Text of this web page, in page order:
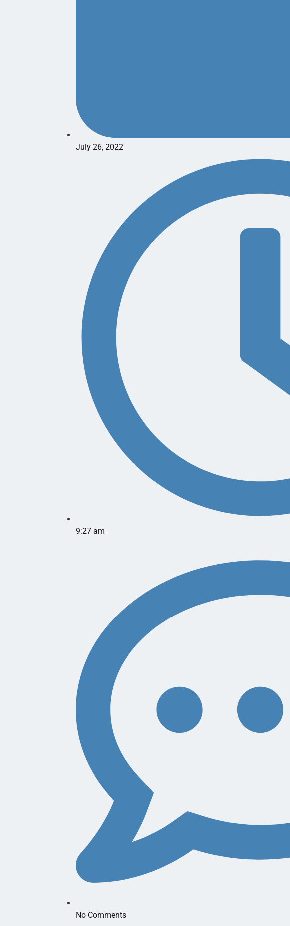
July 26, 2022
9:27 am
No Comments